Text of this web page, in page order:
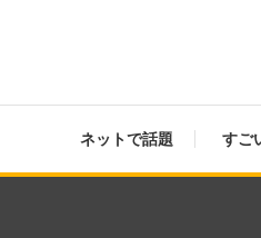
ネットで話題 すご